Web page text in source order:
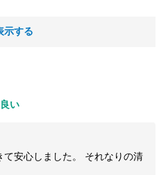
示する
良い
て安心しました。 それなりの清